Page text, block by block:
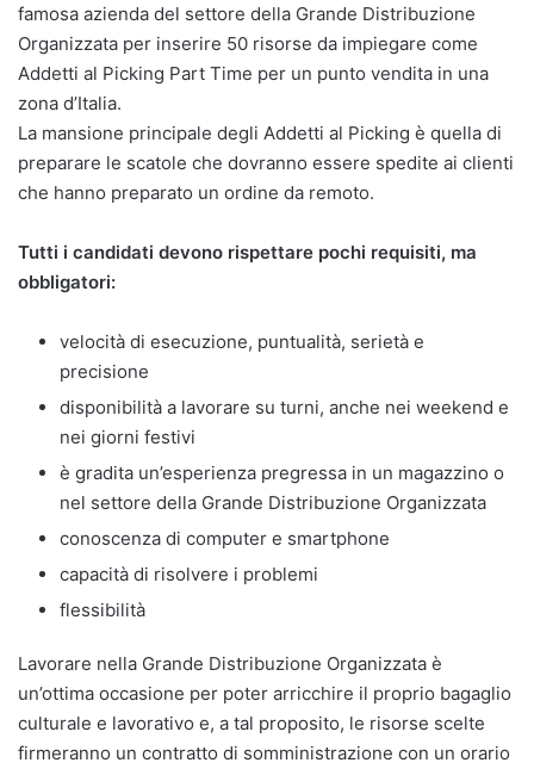
famosa azienda del settore della Grande Distribuzione
Organizzata per inserire 50 risorse da impiegare come
Addetti al Picking Part Time per un punto vendita in una
zona d’Italia.
La mansione principale degli Addetti al Picking è quella di
preparare le scatole che dovranno essere spedite ai clienti
che hanno preparato un ordine da remoto.
Tutti i candidati devono rispettare pochi requisiti, ma
obbligatori:
velocità di esecuzione, puntualità, serietà e
precisione
disponibilità a lavorare su turni, anche nei weekend e
nei giorni festivi
è gradita un’esperienza pregressa in un magazzino o
nel settore della Grande Distribuzione Organizzata
conoscenza di computer e smartphone
capacità di risolvere i problemi
flessibilità
Lavorare nella Grande Distribuzione Organizzata è
un’ottima occasione per poter arricchire il proprio bagaglio
culturale e lavorativo e, a tal proposito, le risorse scelte
firmeranno un contratto di somministrazione con un orario